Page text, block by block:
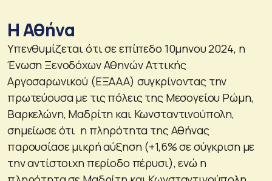
Η Αθήνα
Υπενθυμίζεται ότι σε επίπεδο 10μηνου 2024, η
Ένωση Ξενοδόχων Αθηνών Αττικής
Αργοσαρωνικού (ΕΞΑΑΑ) συγκρίνοντας την
πρωτεύουσα με τις πόλεις της Μεσογείου Ρώμη,
Βαρκελώνη, Μαδρίτη και Κωνσταντινούπολη,
σημείωσε ότι η πληρότητα της Αθήνας
παρουσίασε μικρή αύξηση (+1,6% σε σύγκριση με
την αντίστοιχη περίοδο πέρυσι), ενώ η